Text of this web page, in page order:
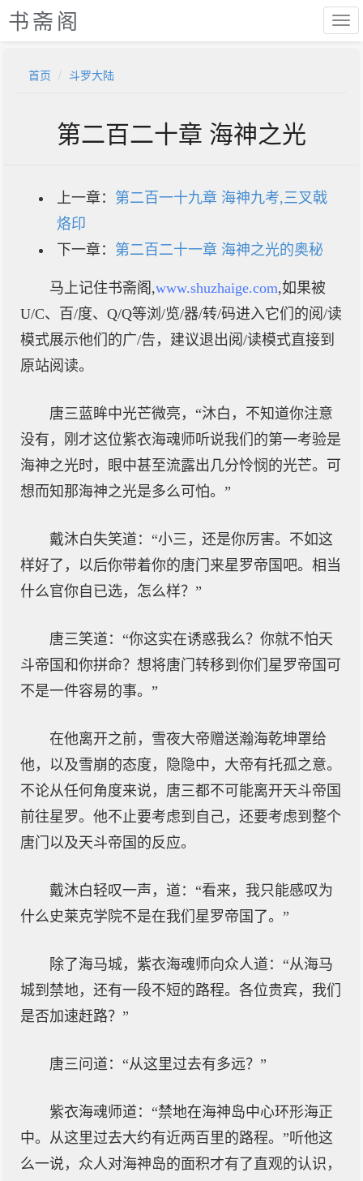
书斋阁
首页 斗罗大陆
第二百二十章 海神之光
上一章： 第二百一十九章 海神九考,三叉戟
烙印
下一章： 第二百二十一章 海神之光的奥秘
马上记住书斋阁,www.shuzhaige.com,如果被
U/C、百/度、Q/Q等浏/览/器/转/码进入它们的阅/读
模式展示他们的广/告，建议退出阅/读模式直接到
原站阅读。
唐三蓝眸中光芒微亮，“沐白，不知道你注意
没有，刚才这位紫衣海魂师听说我们的第一考验是
海神之光时，眼中甚至流露出几分怜悯的光芒。可
想而知那海神之光是多么可怕。”
戴沐白失笑道：“小三，还是你厉害。不如这
样好了，以后你带着你的唐门来星罗帝国吧。相当
什么官你自已选，怎么样？”
唐三笑道：“你这实在诱惑我么？你就不怕天
斗帝国和你拼命？想将唐门转移到你们星罗帝国可
不是一件容易的事。”
在他离开之前，雪夜大帝赠送瀚海乾坤罩给
他，以及雪崩的态度，隐隐中，大帝有托孤之意。
不论从任何角度来说，唐三都不可能离开天斗帝国
前往星罗。他不止要考虑到自己，还要考虑到整个
唐门以及天斗帝国的反应。
戴沐白轻叹一声，道：“看来，我只能感叹为
什么史莱克学院不是在我们星罗帝国了。”
除了海马城，紫衣海魂师向众人道：“从海马
城到禁地，还有一段不短的路程。各位贵宾，我们
是否加速赶路？”
唐三问道：“从这里过去有多远？”
紫衣海魂师道：“禁地在海神岛中心环形海正
中。从这里过去大约有近两百里的路程。”听他这
么一说，众人对海神岛的面积才有了直观的认识，